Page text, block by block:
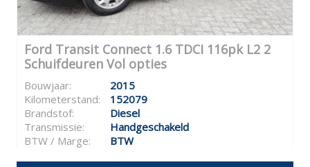
Ford Transit Connect 1.6 TDCI 116pk L2 2
Schuifdeuren Vol opties
Bouwjaar:
2015
Kilometerstand:
152079
Brandstof:
Diesel
Transmissie:
Handgeschakeld
BTW / Marge:
BTW